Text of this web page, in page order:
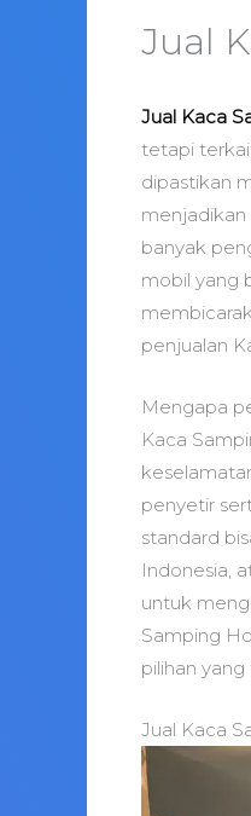
Jual
Jual Kaca
tetapi
dipastikan
menjadikan
banyak
mobil yang
penjualan
Mengapa
Kaca
penyetir
standard
Indonesia,
untuk
Samping
pilihan
Jual Kaca